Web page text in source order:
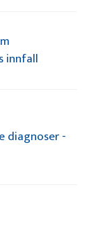
innfall
diagnoser -